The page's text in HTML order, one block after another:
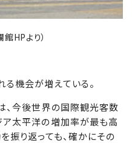
HPより）
機会が増えている。
、今後世界の国際観光客数
ア太平洋の増加率が最も高
振り返っても、確かにその